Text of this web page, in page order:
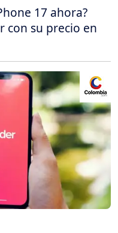
17 ahora?
con su precio en